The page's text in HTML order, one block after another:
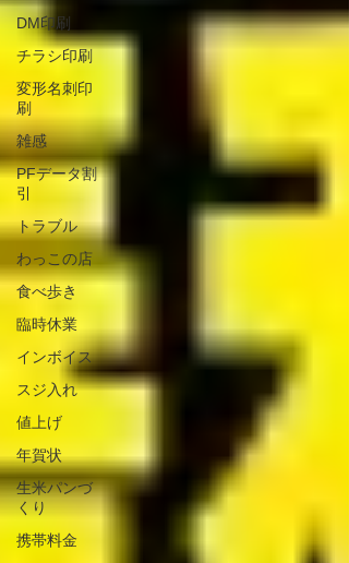
DM印刷
チラシ印刷
変形名刺印
刷
雑感
PFデータ割
引
トラブル
わっこの店
食べ歩き
臨時休業
インボイス
スジ入れ
値上げ
年賀状
生米パンづ
くり
携帯料金